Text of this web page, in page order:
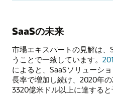
SaaSの未来
市場エキスパートの見解は
うことで一致しています。
によると、SaaSソリューシ
長率で増加し続け、2020年
3320億米ドル以上に達すると